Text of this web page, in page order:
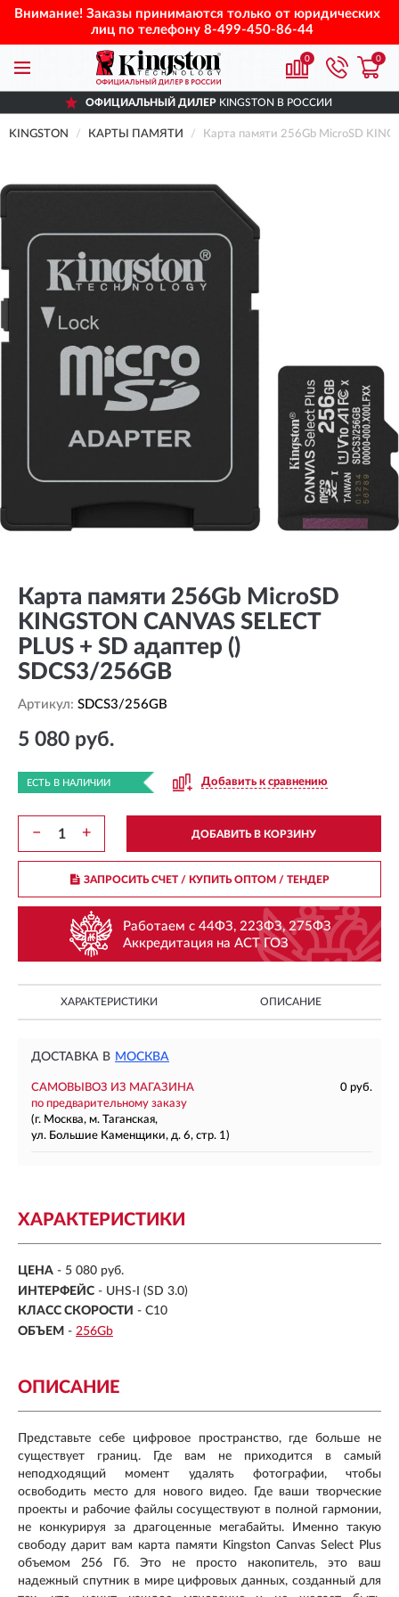
Внимание! Заказы принимаются только от юридических
лиц по телефону 8-499-450-86-44
0 0
ОФИЦИАЛЬНЫЙ ДИЛЕР KINGSTON В РОССИИ
KINGSTON КАРТЫ ПАМЯТИ Карта памяти 256Gb MicroSD
Карта памяти 256Gb MicroSD
KINGSTON CANVAS SELECT
PLUS + SD адаптер ()
SDCS3/256GB
Артикул: SDCS3/256GB
5 080 руб.
ЕСТЬ В НАЛИЧИИ Добавить к сравнению
− + ДОБАВИТЬ В КОРЗИНУ
ЗАПРОСИТЬ СЧЕТ / КУПИТЬ ОПТОМ/ ТЕНДЕР
Работаем с 44ФЗ, 223ФЗ, 275ФЗ
Аккредитация на АСТ ГОЗ
ХАРАКТЕРИСТИКИ ОПИСАНИЕ
ДОСТАВКА В МОСКВА
САМОВЫВОЗ ИЗ МАГАЗИНА
0 руб.
по предварительному заказу
(г. Москва, м. Таганская,
ул. Большие Каменщики, д. 6, стр. 1)
ХАРАКТЕРИСТИКИ
ЦЕНА - 5 080 руб.
ИНТЕРФЕЙС - UHS-I (SD 3.0)
КЛАСС СКОРОСТИ - C10
ОБЪЕМ - 256Gb
ОПИСАНИЕ
Представьте себе цифровое пространство, где больше не
существует границ. Где вам не приходится в самый
неподходящий момент удалять фотографии, чтобы
освободить место для нового видео. Где ваши творческие
проекты и рабочие файлы сосуществуют в полной гармонии,
не конкурируя за драгоценные мегабайты. Именно такую
свободу дарит вам карта памяти Kingston Canvas Select Plus
объемом 256 Гб. Это не просто накопитель, это ваш
надежный спутник в мире цифровых данных, созданный для